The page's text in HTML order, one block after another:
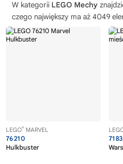
W kategorii LEGO Mechy
czego największy ma aż 4049
LEGO® MARVEL
76210
Hulkbuster